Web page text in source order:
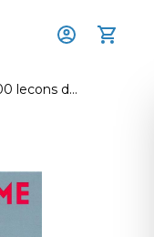
Simplissime : 100 lecons de dessin les + faciles du monde